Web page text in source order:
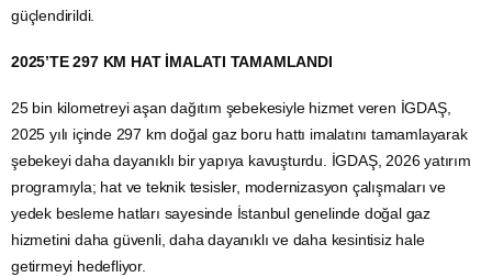
güçlendirildi.
2025’TE 297 KM HAT İMALATI TAMAMLANDI
25 bin kilometreyi aşan dağıtım şebekesiyle hizmet veren İGDAŞ,
2025 yılı içinde 297 km doğal gaz boru hattı imalatını tamamlayarak
şebekeyi daha dayanıklı bir yapıya kavuşturdu. İGDAŞ, 2026 yatırım
programıyla; hat ve teknik tesisler, modernizasyon çalışmaları ve
yedek besleme hatları sayesinde İstanbul genelinde doğal gaz
hizmetini daha güvenli, daha dayanıklı ve daha kesintisiz hale
getirmeyi hedefliyor.